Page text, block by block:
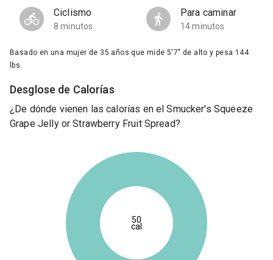
Ciclismo
8 minutos
Para caminar
14 minutos
Basado en una mujer de 35 años que mide 5'7" de alto y pesa 144
lbs.
Desglose de Calorías
¿De dónde vienen las calorías en el Smucker's Squeeze
Grape Jelly or Strawberry Fruit Spread?
50
cal